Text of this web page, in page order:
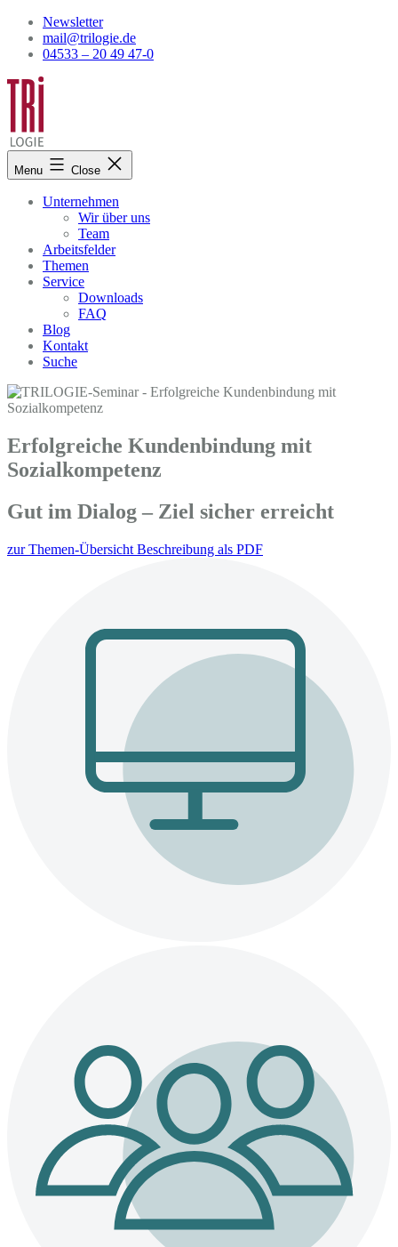
Skip
content
Newsletter
mail@trilogie.de
04533 – 20 49 47-0
Menu Close
Unternehmen
Wir über uns
Team
Arbeitsfelder
Themen
Service
Downloads
FAQ
Blog
Kontakt
Suche
Erfolgreiche Kundenbindung mit
Sozialkompetenz
Gut im Dialog – Ziel sicher erreicht
zur Themen-Übersicht Beschreibung als PDF